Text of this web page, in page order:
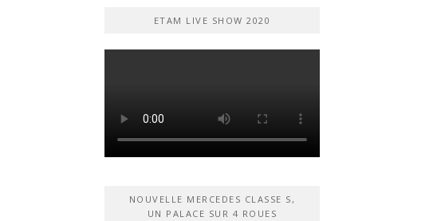
ETAM LIVE SHOW 2020
NOUVELLE MERCEDES CLASSE S,
UN PALACE SUR 4 ROUES